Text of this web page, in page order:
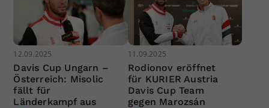
12.09.2025
Davis Cup Ungarn –
Österreich: Misolic
fällt für
Länderkampf aus
11.09.2025
Rodionov eröffnet
für KURIER Austria
Davis Cup Team
gegen Marozsán